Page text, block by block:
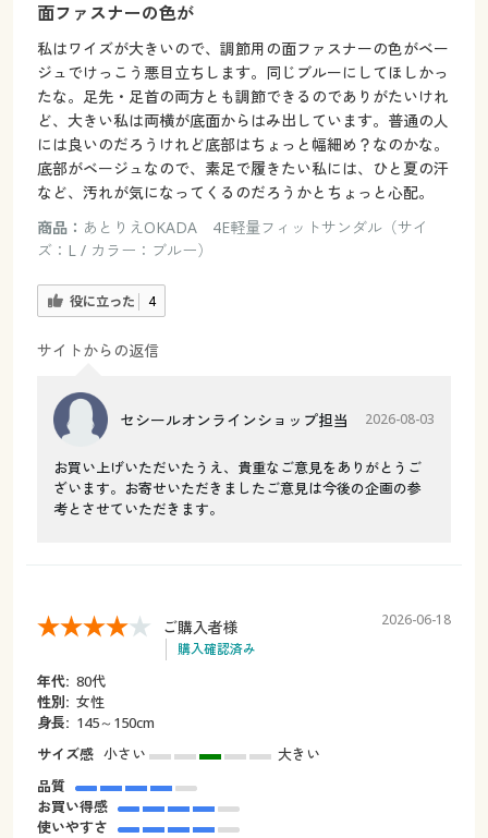
面ファスナーの色が
私はワイズが大きいので、調節用の面ファスナーの色がベー
ジュでけっこう悪目立ちします。同じブルーにしてほしかっ
たな。足先・足首の両方とも調節できるのでありがたいけれ
ど、大きい私は両横が底面からはみ出しています。普通の人
には良いのだろうけれど底部はちょっと幅細め？なのかな。
底部がベージュなので、素足で履きたい私には、ひと夏の汗
など、汚れが気になってくるのだろうかとちょっと心配。
商品： あとりえOKADA 4E軽量フィットサンダル（サイ
ズ：L / カラー：ブルー）
役に立った 4
サイトからの返信
セシールオンラインショップ担当 2026-08-03
お買い上げいただいたうえ、貴重なご意見をありがとうご
ざいます。お寄せいただきましたご意見は今後の企画の参
考とさせていただきます。
ご購入者様
購入確認済み
2026-06-18
年代: 80代
性別: 女性
身長: 145～150cm
サイズ感 小さい
大きい
品質
お買い得感
使いやすさ